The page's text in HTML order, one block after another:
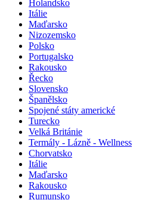
Holandsko
Itálie
Maďarsko
Nizozemsko
Polsko
Portugalsko
Rakousko
Řecko
Slovensko
Španělsko
Spojené státy americké
Turecko
Velká Británie
Termály - Lázně - Wellness
Chorvatsko
Itálie
Maďarsko
Rakousko
Rumunsko